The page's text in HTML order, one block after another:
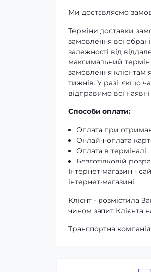
Ми доставляємо
Терміни доставки
замовлення всі
залежності від
максимальний
замовлення клієнтам
тижнів. У разі, якщо
відправимо всі
Способи оплати:
Оплата при
Онлайн-оплата
Оплата в терміналі
Безготівковій
Інтернет-магазин -
інтернет-магазині.
Клієнт - розмістила
чином запит Клієнта
Транспортна